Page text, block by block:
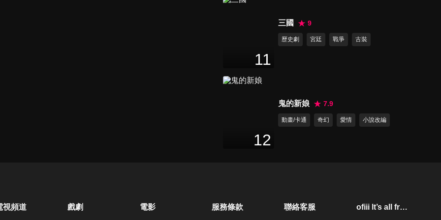
11
三國 9
歷史劇 宮廷 戰爭 古裝
12
鬼的新娘 7.9
動畫/卡通 奇幻 愛情 小說改編
視頻道 戲劇 電影 服務條款 聯絡客服 ofiii lt’s all free